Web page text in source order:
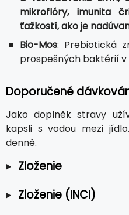
mikroflóry, imunita
ťažkostí, ako je
Bio-Mos: Prebiotická
prospešných baktérií
Doporučené
Jako doplněk stravy
kapsli s vodou mezi
denně.
Zloženie
Zloženie (INCI)